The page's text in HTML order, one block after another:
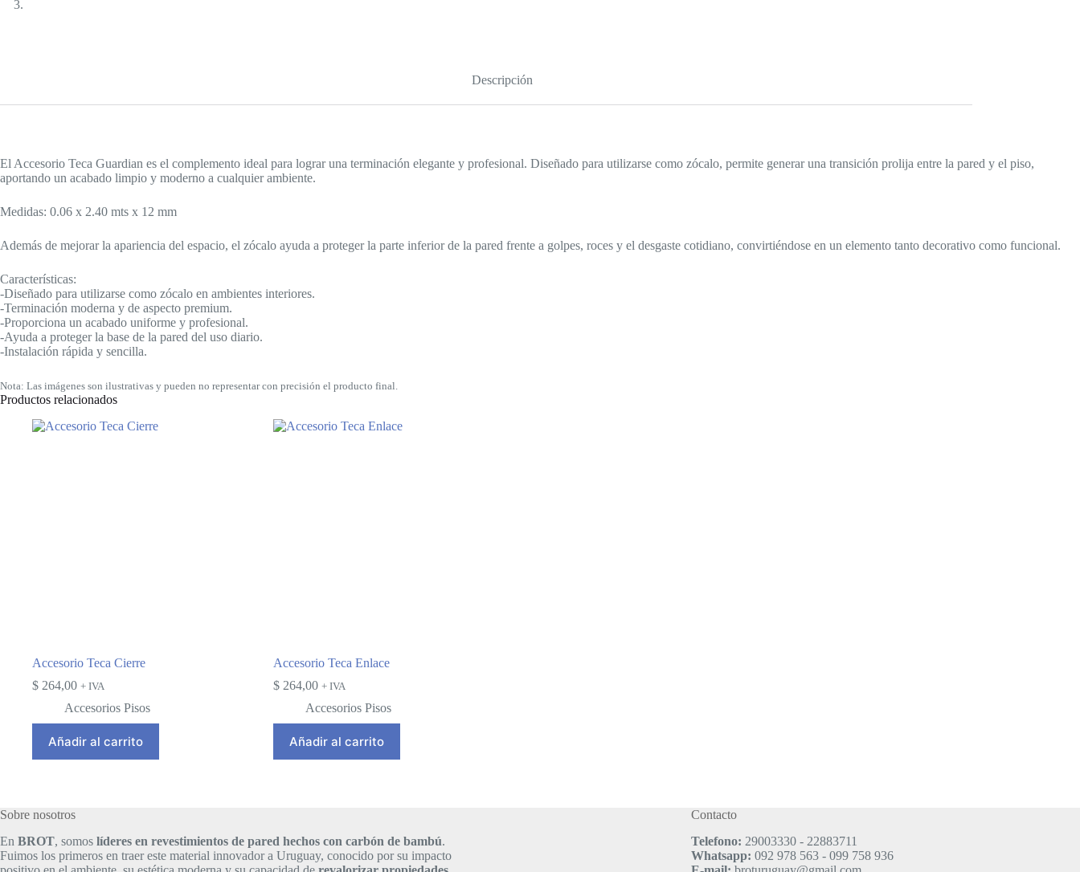
Descripción
El Accesorio Teca Guardian es el complemento ideal para lograr una terminación elegante y profesional. Diseñado para utilizarse como zócalo, permite generar una transición prolija entre la pared y el piso,
aportando un acabado limpio y moderno a cualquier ambiente.
Medidas: 0.06 x 2.40 mts x 12 mm
Además de mejorar la apariencia del espacio, el zócalo ayuda a proteger la parte inferior de la pared frente a golpes, roces y el desgaste cotidiano, convirtiéndose en un elemento tanto decorativo como funcional.
Características:
-Diseñado para utilizarse como zócalo en ambientes interiores.
-Terminación moderna y de aspecto premium.
-Proporciona un acabado uniforme y profesional.
-Ayuda a proteger la base de la pared del uso diario.
-Instalación rápida y sencilla.
Nota: Las imágenes son ilustrativas y pueden no representar con precisión el producto final.
Productos relacionados
Accesorio Teca Cierre
$ 264,00 + IVA
Accesorios Pisos
Añadir al carrito
Accesorio Teca Enlace
$264,00 + IVA
Accesorios Pisos
Añadir al carrito
Sobre nosotros
En BROT, somos líderes en revestimientos de pared hechos con carbón de bambú.
Fuimos los primeros en traer este material innovador a Uruguay, conocido por su impacto
Contacto
Telefono: 29003330 - 22883711
Whatsapp: 092 978 563 - 099 758 936